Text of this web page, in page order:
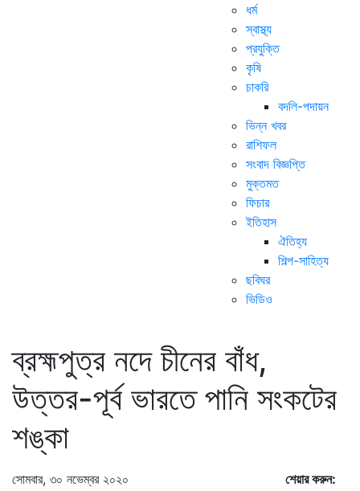
ধর্ম
স্বাস্থ্য
প্রযুক্তি
কৃষি
চাকরি
বদলি-পদায়ন
ভিন্ন খবর
রাশিফল
সংবাদ বিজ্ঞপ্তি
মুক্তমত
ফিচার
ইতিহাস
ঐতিহ্য
শিল্প-সাহিত্য
ছবিঘর
ভিডিও
ব্রহ্মপুত্র নদে চীনের বাঁধ,
উত্তর-পূর্ব ভারতে পানি সংকটের
শঙ্কা
সোমবার, ৩০ নভেম্বর ২০২০ শেয়ার করুন: